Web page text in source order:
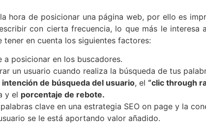
hora de posicionar una página web, por ello es
con cierta frecuencia, lo que más le interesa
en cuenta los siguientes factores:
a posicionar en los buscadores.
un usuario cuando realiza la búsqueda de tus
intención de búsqueda del usuario, el “clic through
y el porcentaje de rebote.
clave en una estrategia SEO on page y la
se le está aportando valor añadido.